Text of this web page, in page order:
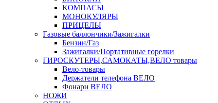
КОМПАСЫ
МОНОКУЛЯРЫ
ПРИЦЕЛЫ
Газовые баллончики/Зажигалки
Бензин/Газ
Зажигалки/Портативные горелки
ГИРОСКУТЕРЫ,САМОКАТЫ,ВЕЛО товары
Вело-товары
Держатели телефона ВЕЛО
Фонари ВЕЛО
НОЖИ